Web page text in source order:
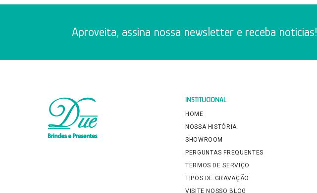
Aproveita, assina nossa newsletter e receba noticias!
INSTITUCIONAL
HOME
NOSSA HISTÓRIA
SHOWROOM
PERGUNTAS FREQUENTES
TERMOS DE SERVIÇO
TIPOS DE GRAVAÇÃO
VISITE NOSSO BLOG